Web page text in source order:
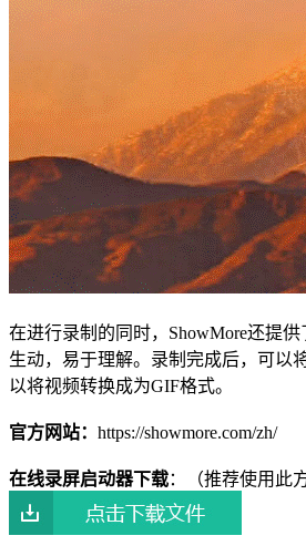
在进行录制的同时，ShowMore还提
生动，易于理解。录制完成后，可以
以将视频转换成为GIF格式。
官方网站： https://showmore.com/zh/
在线录屏启动器下载：（推荐使用此